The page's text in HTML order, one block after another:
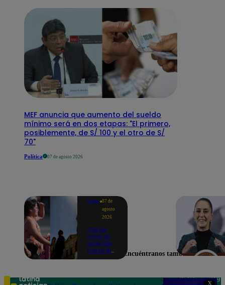
X
MEF anuncia que aumento del sueldo
mínimo será en dos etapas: "El primero,
posiblemente, de S/ 100 y el otro de S/
70"
Política 07 de agosto 2026
Lima 07 de
agosto
2026
Ola de
calor se
extiende
hasta el
Lima y
Encuéntranos también en
Teléfono: 219